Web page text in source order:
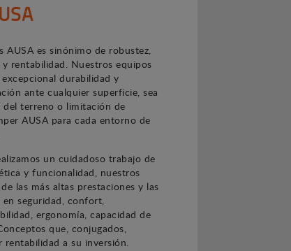
AUSA es sinónimo de robustez,
rentabilidad. Nuestros equipos
durabilidad y
ante cualquier superficie, sea
terreno o limitación de
AUSA para cada entorno de
un cuidadoso trabajo de
y funcionalidad, nuestros
las más altas prestaciones y las
seguridad, confort,
ergonomía, capacidad de
que, conjugados,
rentabilidad a su inversión.